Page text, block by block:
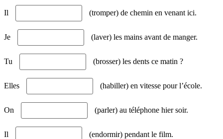
Il (tromper) de chemin en venant ici.
Je (laver) les mains avant de manger.
Tu (brosser) les dents ce matin ?
Elles (habiller) en vitesse pour l’école.
On (parler) au téléphone hier soir.
Il (endormir) pendant le film.